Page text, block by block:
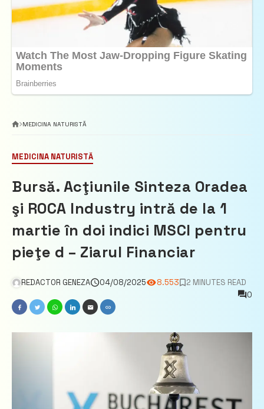
MEDICINA NATURISTĂ
MEDICINA NATURISTĂ
Bursă. Acţiunile Sinteza Oradea
şi ROCA Industry intră de la 1
martie în doi indici MSCI pentru
pieţe d – Ziarul Financiar
REDACTOR GENEZA 04/08/2025 8.553
2 MINUTES READ
0